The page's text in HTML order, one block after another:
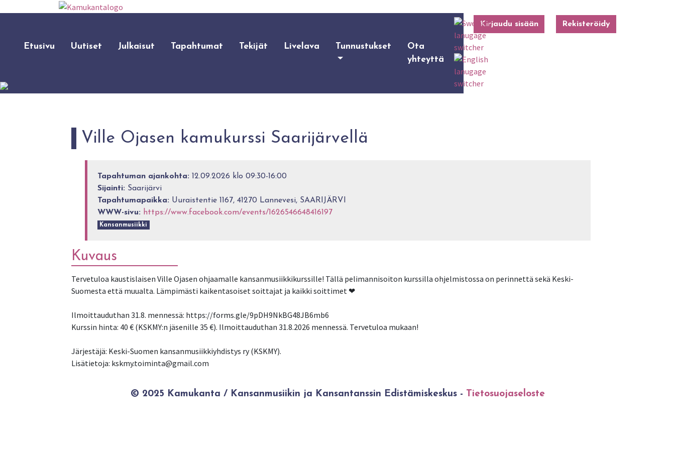
Kirjaudu sisään Rekisteröidy
Etusivu Uutiset Julkaisut Tapahtumat Tekijät Livelava Tunnustukset
Ota
yhteyttä
Ville Ojasen kamukurssi Saarijärvellä
Tapahtuman ajankohta: 12.09.2026 klo 09:30-16:00
Sijainti: Saarijärvi
Tapahtumapaikka: Uuraistentie 1167, 41270 Lannevesi, SAARIJÄRVI
WWW-sivu: https://www.facebook.com/events/1626546648416197
Kansanmusiikki
Kuvaus
Tervetuloa kaustislaisen Ville Ojasen ohjaamalle kansanmusiikkikurssille! Tällä pelimannisoiton kurssilla ohjelmistossa on perinnettä sekä Keski-
Suomesta että muualta. Lämpimästi kaikentasoiset soittajat ja kaikki soittimet ❤
Ilmoittauduthan 31.8. mennessä: https://forms.gle/9pDH9NkBG48JB6mb6
Kurssin hinta: 40 € (KSKMY:n jäsenille 35 €). Ilmoittauduthan 31.8.2026 mennessä. Tervetuloa mukaan!
Järjestäjä: Keski-Suomen kansanmusiikkiyhdistys ry (KSKMY).
Lisätietoja: kskmy.toiminta@gmail.com
© 2025 Kamukanta / Kansanmusiikin ja Kansantanssin Edistämiskeskus - Tietosuojaseloste